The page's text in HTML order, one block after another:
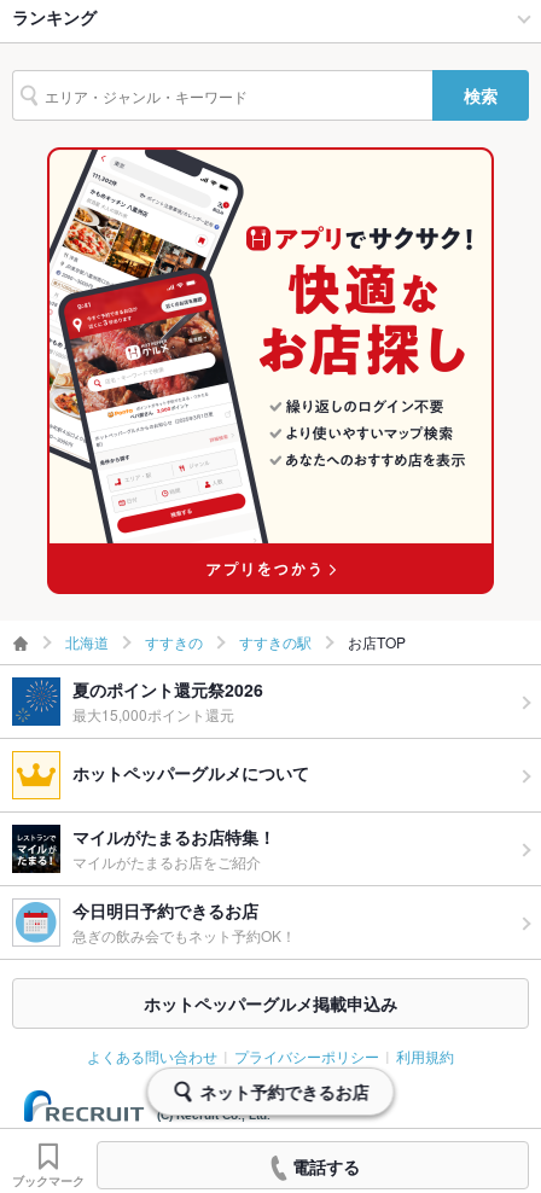
夜景がきれ
いなお席
設備
バリアフリ
あり ：メインフロアには段差ございませんので、車椅子の方で
もご安心ください。
駐車場 なし ：近隣に立体駐車場はございます
バンド演奏
TV・プロジ
ェクタ
あり
英語メニュ
あり
100インチスクリーン・プロジェクター・DJブース・マイク・
ＤＶＤプレイヤーなど
その他
飲み放題 あり ：生ビール含む 2時間飲み放題
食べ放題
なし ：食べ放題はございませんが、コースの場合満腹保証(ごは
ん商品大盛)無料で行います。
お酒 カクテル充実、ワイン充実
お子様連れ
ウェディン
グパーティ
ー二次会
プランナー在中! 結婚式2次会・各種2次会承ります。お気軽に
お問い合わせ下さい。
お祝い・サ
プライズ対
応
ライブショ
あり
当店にはカクテルパフォーマンスを行えるバーテンダーが所属
しております♪記念日などお気軽にご相談を◎
すすきの × 洋・和洋・各国料理・その他
すすきの駅 × 居酒屋
すすきの駅 × 洋・和洋・各国料理・その他
すすきの駅 × 洋・和洋・各国料理・その他
北海道
北海道 × 居酒屋
北海道 × 洋・和洋・各国料理・その他
豊水すすきの駅
カキ料理・オイスター
ランキング
北海道のグルメランキング
北海道の居酒屋ランキング
すすきののグルメランキング
すすきのの居酒屋ランキング
すすきの駅のグルメランキング
すすきの駅の居酒屋ランキング
検索
北海道 すすきの すすきの駅 お店TOP
夏のポイント還元祭2026
最大15,000ポイント還元
ホットペッパーグルメについて
マイルがたまるお店特集！
マイルがたまるお店をご紹介
今日明日予約できるお店
急ぎの飲み会でもネット予約OK！
ホットペッパーグルメ掲載申込み
よくある問い合わせ プライバシーポリシー 利用規約
(C) Recruit Co., Ltd.
ネット予約できるお店
ブックマーク
電話する